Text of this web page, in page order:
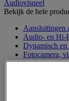
Audiovisueel
Bekijk de hele
Aansluitingen
Audio- en Hi-
Dynamisch en
Fotocamera,
Professionele